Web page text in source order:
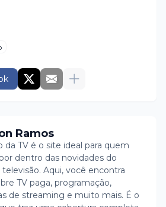
Ramos
da TV é o site ideal para quem
dentro das novidades do
Aqui, você encontra
TV paga, programação,
de streaming e muito mais. É o